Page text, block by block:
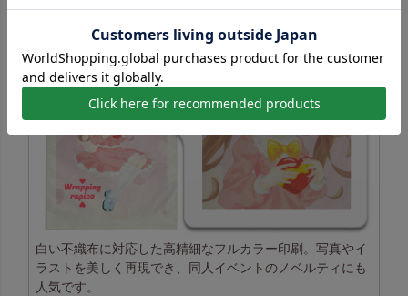
白い不織布に対応した高精細なフルカラー印刷。写真やイ
ラストを美しく再現でき、同人イベントのノベルティにも
人気です。